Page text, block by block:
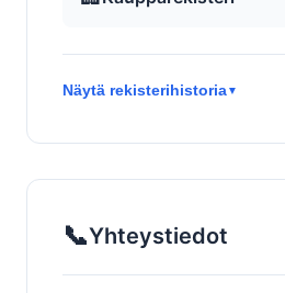
Näytä rekisterihistoria▼
📞Yhteystiedot